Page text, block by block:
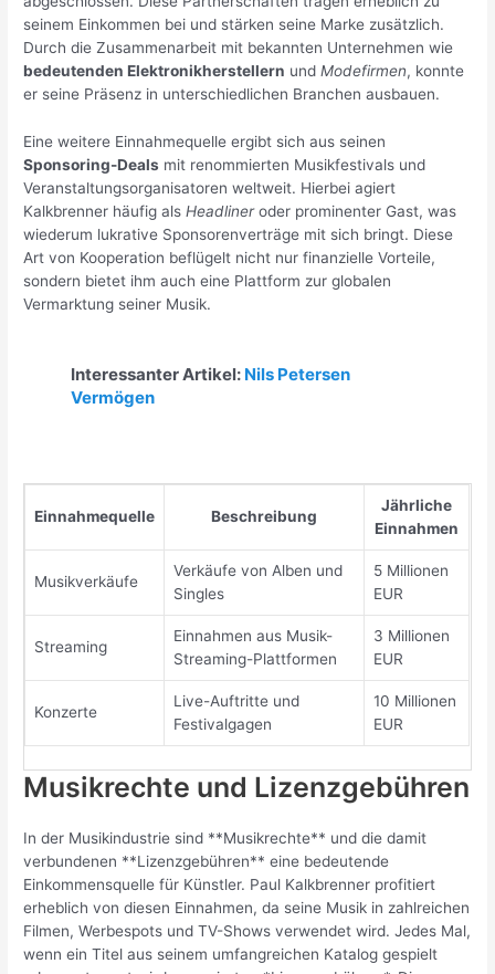
seinem Einkommen bei und stärken seine Marke zusätzlich.
Durch die Zusammenarbeit mit bekannten Unternehmen wie
bedeutenden Elektronikherstellern undModefirmen, konnte
er seine Präsenz in unterschiedlichen Branchen ausbauen.
Eine weitere Einnahmequelle ergibt sich aus seinen
Sponsoring-Deals mit renommierten Musikfestivals und
Veranstaltungsorganisatoren weltweit. Hierbei agiert
Kalkbrenner häufig alsHeadlineroder prominenter Gast, was
wiederum lukrative Sponsorenverträge mit sich bringt. Diese
Art von Kooperation beflügelt nicht nur finanzielle Vorteile,
sondern bietet ihm auch eine Plattform zur globalen
Vermarktung seiner Musik.
Interessanter Artikel: Nils Petersen
Vermögen
Einnahmequelle Beschreibung
Jährliche
Einnahmen
Musikverkäufe
Verkäufe von Alben und
Singles
5 Millionen
EUR
Streaming
Einnahmen aus Musik-
Streaming-Plattformen
3 Millionen
EUR
Konzerte
Live-Auftritte und
Festivalgagen
10 Millionen
EUR
Musikrechte und Lizenzgebühren
In der Musikindustrie sind **Musikrechte** und die damit
verbundenen **Lizenzgebühren** eine bedeutende
Einkommensquelle für Künstler. Paul Kalkbrenner profitiert
erheblich von diesen Einnahmen, da seine Musik in zahlreichen
Filmen, Werbespots und TV-Shows verwendet wird. Jedes Mal,
wenn ein Titel aus seinem umfangreichen Katalog gespielt